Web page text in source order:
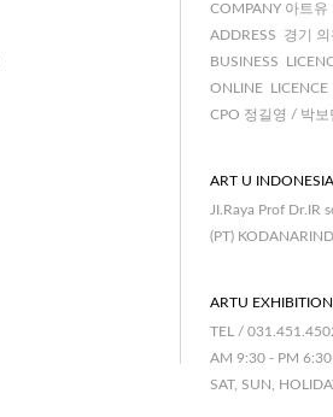
COMPANY 아트유
ADDRESS 경기
BUSINESS
ONLINE
CPO 정길영 / 박보
ART U
JI.Raya Prof Dr.IR
(PT)
ARTU EXHIBITION
TEL /
AM 9:30 - PM
SAT, SUN,